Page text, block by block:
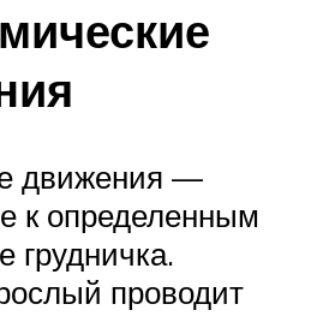
движения —
к определенным
грудничка.
проводит